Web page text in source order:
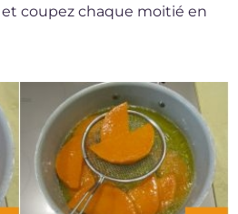
et coupez chaque moitié en